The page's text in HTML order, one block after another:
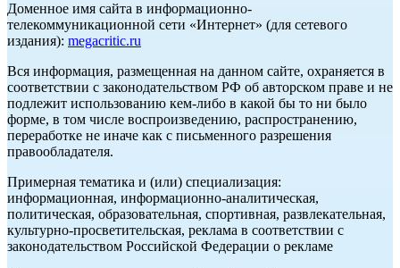
Доменное имя сайта в информационно-
телекоммуникационной сети «Интернет» (для сетевого
издания): megacritic.ru
Вся информация, размещенная на данном сайте, охраняется в
соответствии с законодательством РФ об авторском праве и не
подлежит использованию кем-либо в какой бы то ни было
форме, в том числе воспроизведению, распространению,
переработке не иначе как с письменного разрешения
правообладателя.
Примерная тематика и (или) специализация:
информационная, информационно-аналитическая,
политическая, образовательная, спортивная, развлекательная,
культурно-просветительская, реклама в соответствии с
законодательством Российской Федерации о рекламе